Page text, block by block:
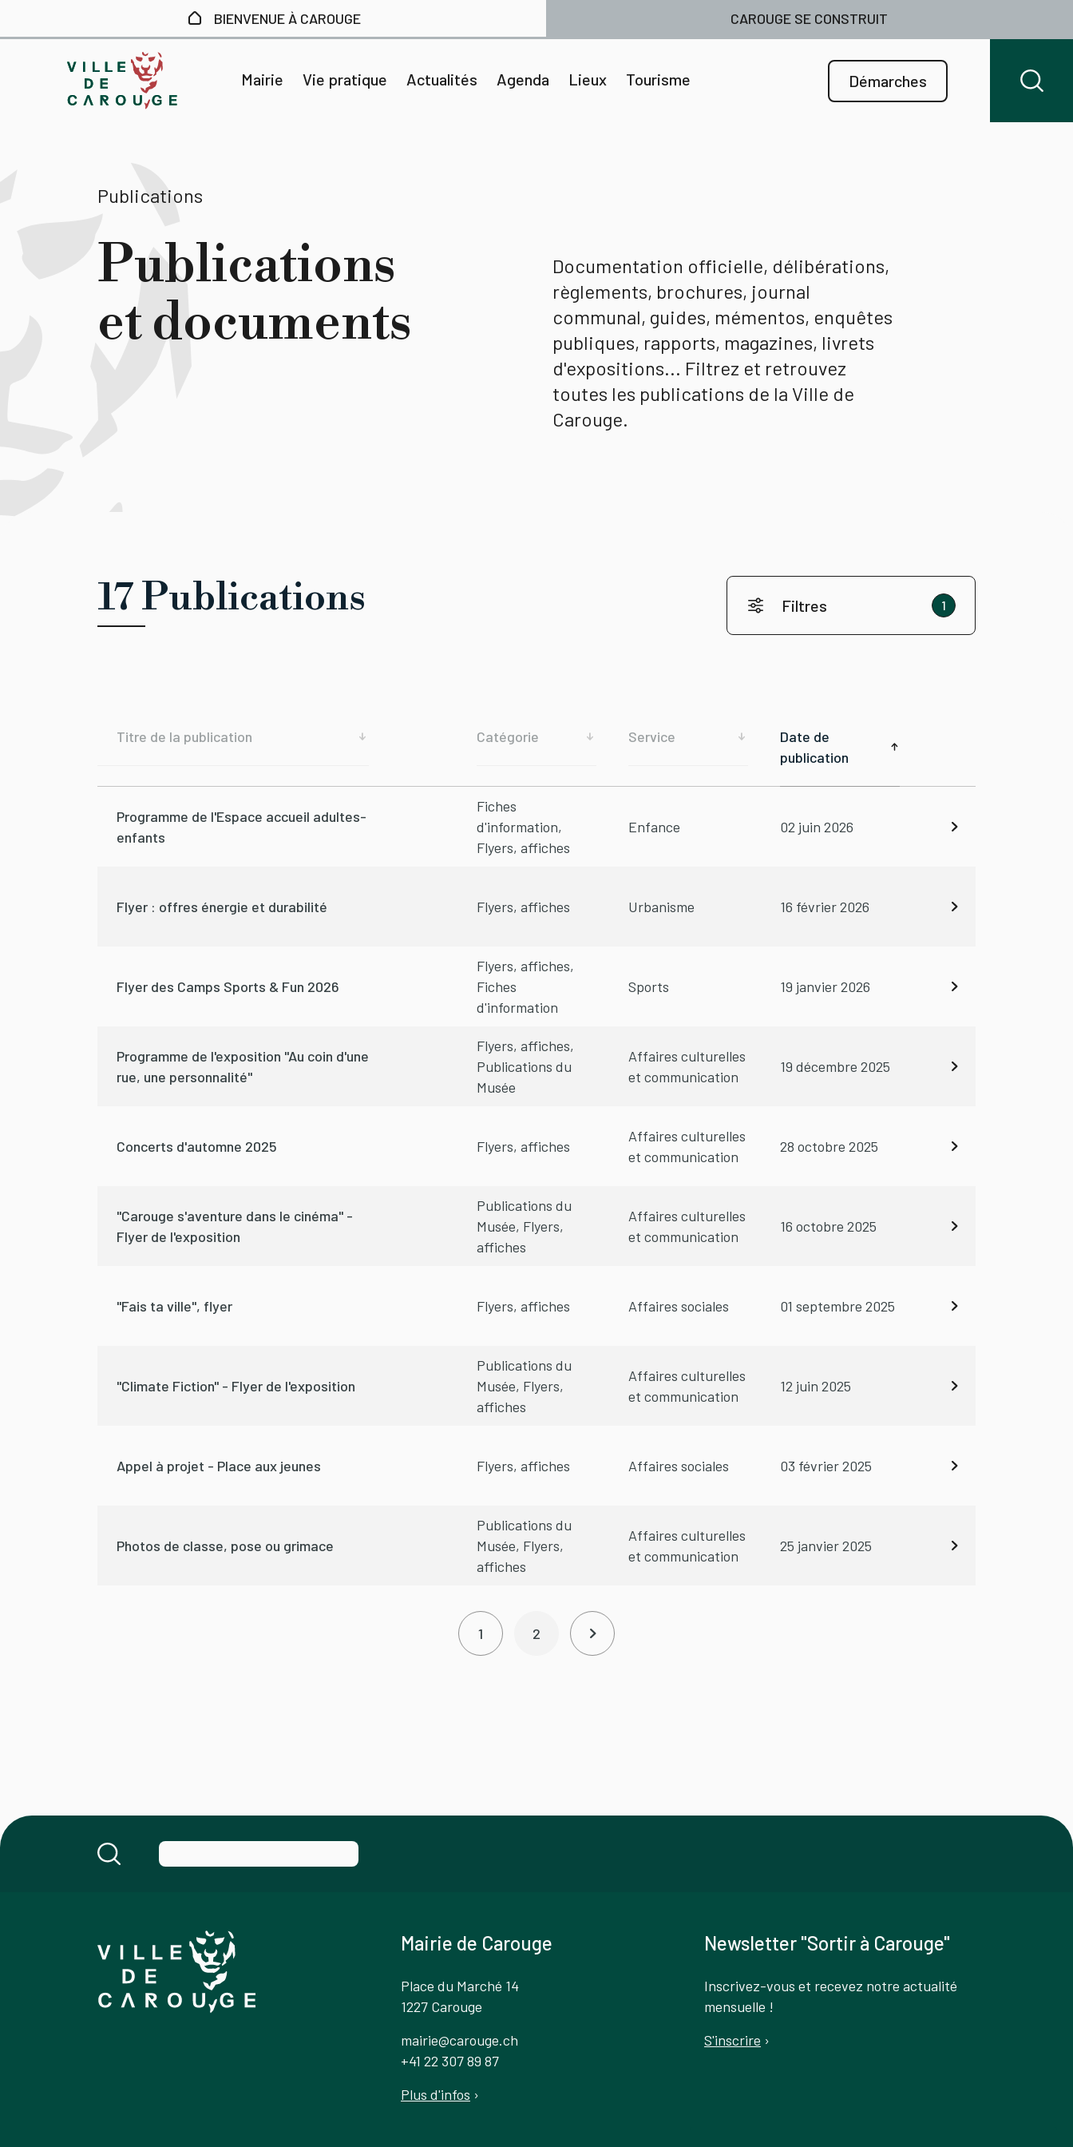
BIENVENUE À CAROUGE CAROUGE SE CONSTRUIT
Mairie Vie pratique Actualités Agenda Lieux Tourisme Démarches
Publications
Publications
et documents
Documentation officielle, délibérations,
règlements, brochures, journal
communal, guides, mémentos, enquêtes
publiques, rapports, magazines, livrets
d'expositions... Filtrez et retrouvez
toutes les publications de la Ville de
Carouge.
17 Publications Filtres 1
Titre de la publication Catégorie Service
Date de
publication
Programme de l'Espace accueil adultes-
enfants
Fiches
d'information,
Flyers, affiches
Enfance 02 juin 2026
Flyer : offres énergie et durabilité Flyers, affiches Urbanisme 16 février 2026
Flyer des Camps Sports & Fun 2026
Flyers, affiches,
Fiches
d'information
Sports 19 janvier 2026
Programme de l'exposition "Au coin d'une
rue, une personnalité"
Flyers, affiches,
Publications du
Musée
Affaires culturelles
et communication
19 décembre 2025
Concerts d'automne 2025 Flyers, affiches
Affaires culturelles
et communication
28 octobre 2025
"Carouge s'aventure dans le cinéma" -
Flyer de l'exposition
Publications du
Musée, Flyers,
affiches
Affaires culturelles
et communication
16 octobre 2025
"Fais ta ville", flyer Flyers, affiches Affaires sociales 01 septembre 2025
"Climate Fiction" - Flyer de l'exposition
Publications du
Musée, Flyers,
affiches
Affaires culturelles
et communication
12 juin 2025
Appel à projet - Place aux jeunes Flyers, affiches Affaires sociales 03 février 2025
Photos de classe, pose ou grimace
Publications du
Musée, Flyers,
affiches
Affaires culturelles
et communication
25 janvier 2025
Page courante
1
Page
2
Page suivante
Mairie de Carouge
Place du Marché 14
1227 Carouge
mairie@carouge.ch
+41 22 307 89 87
Plus d'infos ›
Newsletter "Sortir à Carouge"
Inscrivez-vous et recevez notre actualité
mensuelle !
S'inscrire ›